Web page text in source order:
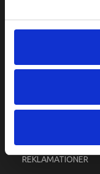
Fragt og levering
Betingelser & Vilkår
Købsgaranti
REKLAMATIONER